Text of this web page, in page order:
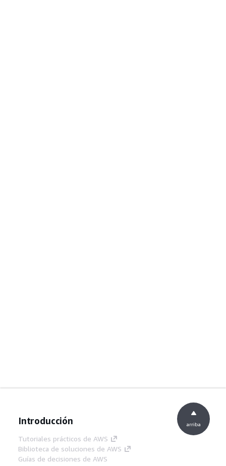
Introducción
Tutoriales prácticos de AWS
Biblioteca de soluciones de AWS
Guías de decisiones de AWS
arriba